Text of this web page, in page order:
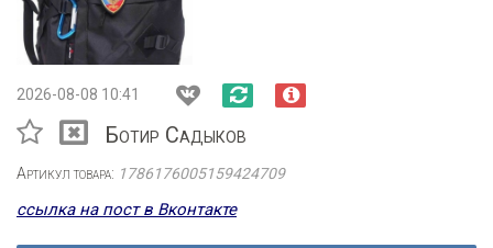
2026-08-08 10:41
Ботир Садыков
Артикул товара: 1786176005159424709
ссылка на пост в Вконтакте